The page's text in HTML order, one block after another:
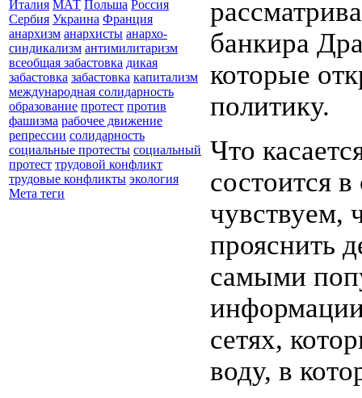
Италия МАТ Польша Россия
Сербия Украина Франция
анархизм анархисты анархо-
синдикализм антимилитаризм
всеобщая забастовка дикая
забастовка забастовка капитализм
международная солидарность
образование протест против
фашизма рабочее движение
репрессии солидарность
социальные протесты социальный
протест трудовой конфликт
трудовые конфликты экология
Мета теги
банкира
которые
политику.
Что
состоится
чувствуем,
прояснить
самыми
сетях,
воду, в